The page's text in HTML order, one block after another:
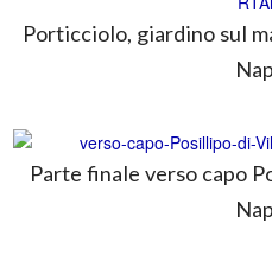
Porticciolo, giardino sul
Parte finale verso capo